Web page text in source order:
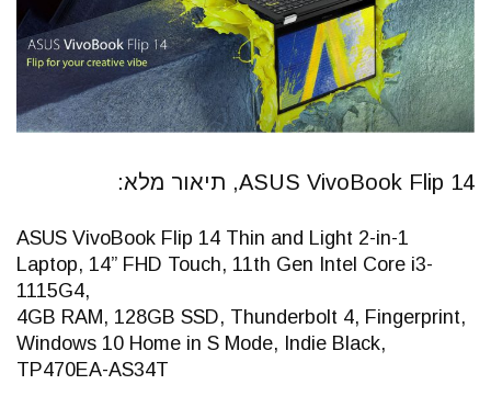
ASUS VivoBook Flip 14, תיאור מלא:
ASUS VivoBook Flip 14 Thin and Light 2-in-1
Laptop, 14” FHD Touch, 11th Gen Intel Core i3-
1115G4,
4GB RAM, 128GB SSD, Thunderbolt 4, Fingerprint,
Windows 10 Home in S Mode, Indie Black,
TP470EA-AS34T